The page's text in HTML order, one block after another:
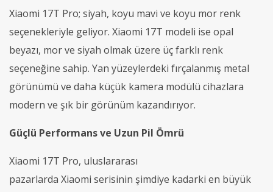
Xiaomi 17T Pro; siyah, koyu mavi ve koyu mor renk
seçenekleriyle geliyor. Xiaomi 17T modeli ise opal
beyazı, mor ve siyah olmak üzere üç farklı renk
seçeneğine sahip. Yan yüzeylerdeki fırçalanmış metal
görünümü ve daha küçük kamera modülü cihazlara
modern ve şık bir görünüm kazandırıyor.
Güçlü Performans ve Uzun Pil Ömrü
Xiaomi 17T Pro, uluslararası
pazarlarda Xiaomi serisinin şimdiye kadarki en büyük